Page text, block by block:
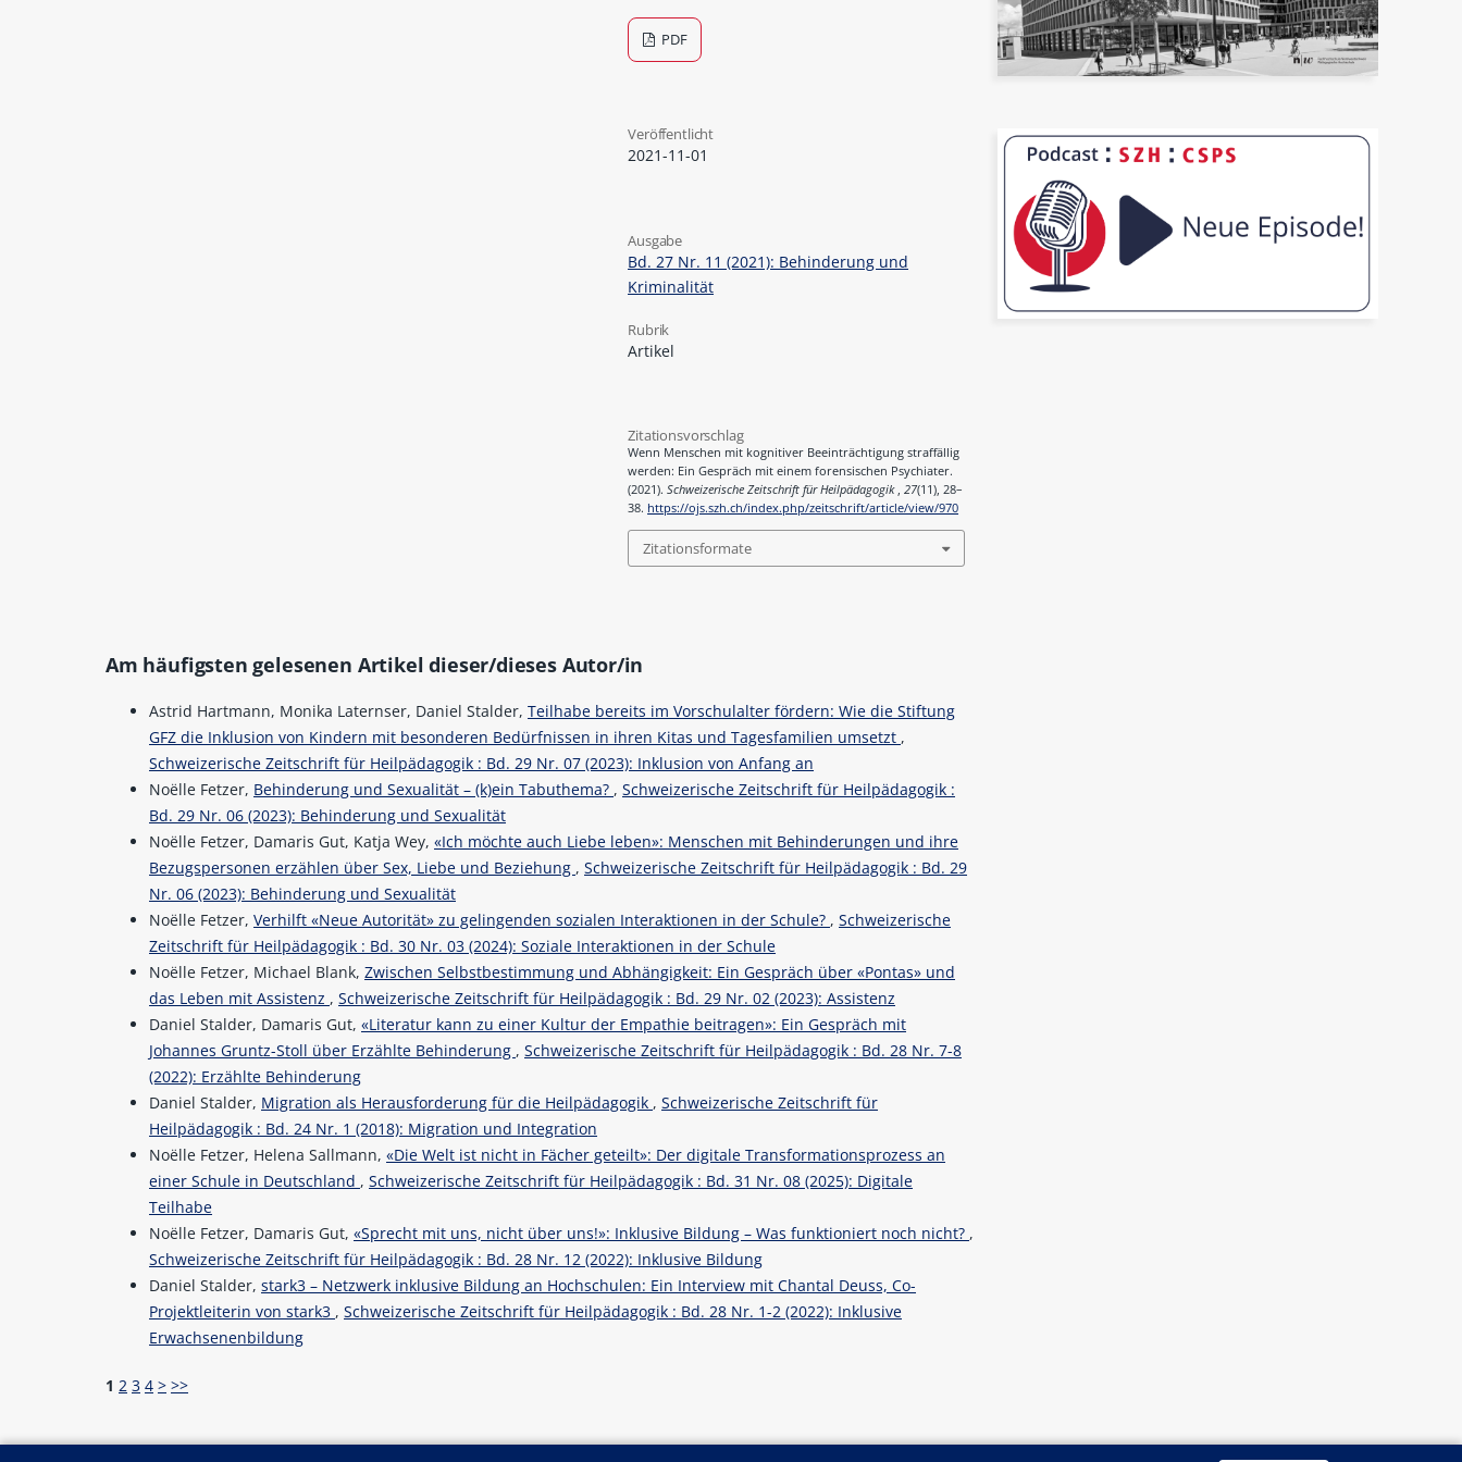
PDF
Veröffentlicht
2021-11-01
Ausgabe
Bd. 27 Nr. 11 (2021): Behinderung und
Kriminalität
Rubrik
Artikel
Zitationsvorschlag
Wenn Menschen mit kognitiver Beeinträchtigung straffällig
werden: Ein Gespräch mit einem forensischen Psychiater.
(2021).Schweizerische Zeitschrift für Heilpädagogik ,27(11), 28–
38. https://ojs.szh.ch/index.php/zeitschrift/article/view/970
Zitationsformate
Am häufigsten gelesenen Artikel dieser/dieses Autor/in
Astrid Hartmann, Monika Laternser, Daniel Stalder,Teilhabe bereits im Vorschulalter fördern: Wie die Stiftung
GFZ die Inklusion von Kindern mit besonderen Bedürfnissen in ihren Kitas und Tagesfamilien umsetzt ,
Schweizerische Zeitschrift für Heilpädagogik : Bd. 29 Nr. 07 (2023): Inklusion von Anfang an
Noëlle Fetzer, Behinderung und Sexualität – (k)ein Tabuthema? ,Schweizerische Zeitschrift für Heilpädagogik :
Bd. 29 Nr. 06 (2023): Behinderung und Sexualität
Noëlle Fetzer, Damaris Gut, Katja Wey,«Ich möchte auch Liebe leben»: Menschen mit Behinderungen und ihre
Bezugspersonen erzählen über Sex, Liebe und Beziehung ,Schweizerische Zeitschrift für Heilpädagogik : Bd. 29
Nr. 06 (2023): Behinderung und Sexualität
Noëlle Fetzer,Verhilft «Neue Autorität» zu gelingenden sozialen Interaktionen in der Schule? ,Schweizerische
Zeitschrift für Heilpädagogik : Bd. 30 Nr. 03 (2024): Soziale Interaktionen in der Schule
Noëlle Fetzer, Michael Blank,Zwischen Selbstbestimmung und Abhängigkeit: Ein Gespräch über «Pontas» und
das Leben mit Assistenz ,Schweizerische Zeitschrift für Heilpädagogik : Bd. 29 Nr. 02 (2023): Assistenz
Daniel Stalder, Damaris Gut,«Literatur kann zu einer Kultur der Empathie beitragen»: Ein Gespräch mit
Johannes Gruntz-Stoll über Erzählte Behinderung ,Schweizerische Zeitschrift für Heilpädagogik : Bd. 28 Nr. 7-8
(2022): Erzählte Behinderung
Daniel Stalder, Migration als Herausforderung für die Heilpädagogik ,Schweizerische Zeitschrift für
Heilpädagogik : Bd. 24 Nr. 1 (2018): Migration und Integration
Noëlle Fetzer, Helena Sallmann,«Die Welt ist nicht in Fächer geteilt»: Der digitale Transformationsprozess an
einer Schule in Deutschland ,Schweizerische Zeitschrift für Heilpädagogik : Bd. 31 Nr. 08 (2025): Digitale
Teilhabe
Noëlle Fetzer, Damaris Gut,«Sprecht mit uns, nicht über uns!»: Inklusive Bildung – Was funktioniert noch nicht? ,
Schweizerische Zeitschrift für Heilpädagogik : Bd. 28 Nr. 12 (2022): Inklusive Bildung
Daniel Stalder,stark3 – Netzwerk inklusive Bildung an Hochschulen: Ein Interview mit Chantal Deuss, Co-
Projektleiterin von stark3 ,Schweizerische Zeitschrift für Heilpädagogik : Bd. 28 Nr. 1-2 (2022): Inklusive
Erwachsenenbildung
1 2 3 4 > >>